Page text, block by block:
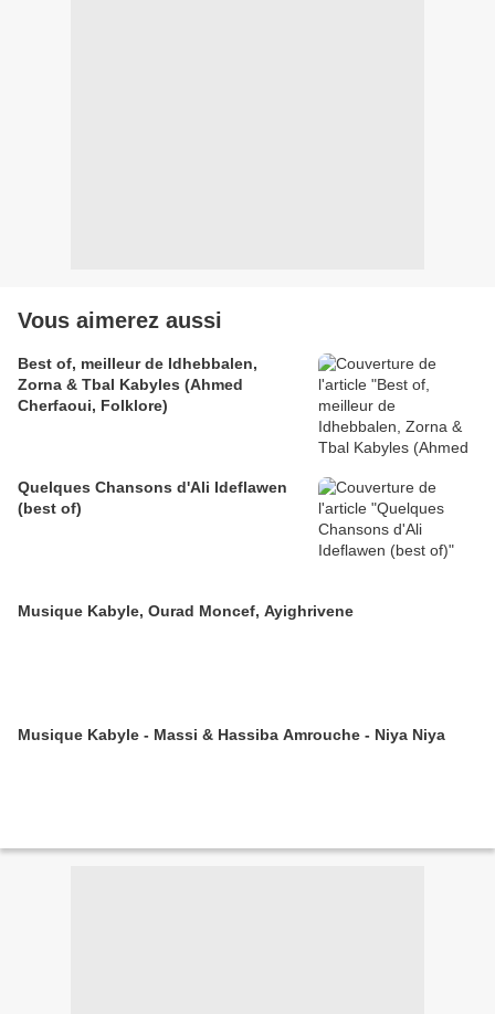
Vous aimerez aussi
Best of, meilleur de Idhebbalen,
Zorna & Tbal Kabyles (Ahmed
Cherfaoui, Folklore)
Quelques Chansons d'Ali Ideflawen
(best of)
Musique Kabyle, Ourad Moncef, Ayighrivene
Musique Kabyle - Massi & Hassiba Amrouche - Niya Niya